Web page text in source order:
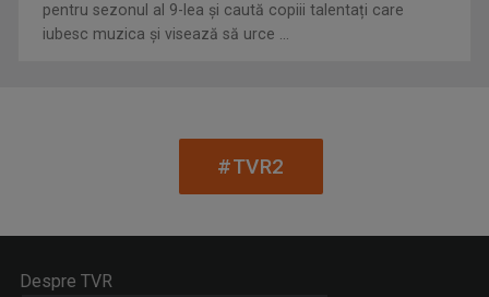
pentru sezonul al 9-lea și caută copiii talentați care
iubesc muzica și visează să urce ...
#TVR2
Despre TVR